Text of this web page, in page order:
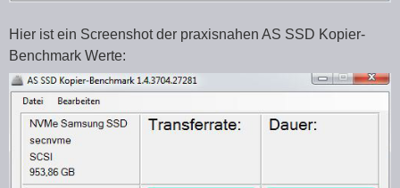
Hier ist ein Screenshot der praxisnahen AS SSD Kopier-
Benchmark Werte: